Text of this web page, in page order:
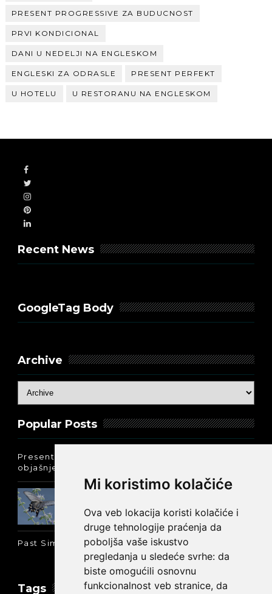
Mi koristimo kolačiće
Ova veb lokacija koristi kolačiće i
druge tehnologije praćenja da
poboljša vaše iskustvo
pregledanja u sledeće svrhe: da
biste omogućili osnovnu
funkcionalnost veb stranice, da
PRESENT PROGRESSIVE ZA BUDUCNOST
PRVI KONDICIONAL
DANI U NEDELJI NA ENGLESKOM
ENGLESKI ZA ODRASLE PRESENT PERFEKT
U HOTELU U RESTORANU NA ENGLESKOM
Recent News
GoogleTag Body
Archive
Popular Posts
Present Perfect Simple - najjednostavnije
objašnjenje :-)
Past Simple i Past Continuous - razlika
Tags